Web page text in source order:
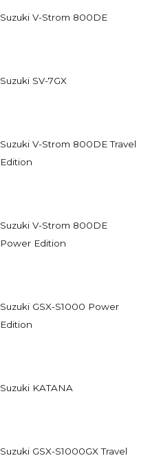
Suzuki V-Strom 800DE
Suzuki SV-7GX
Suzuki V-Strom 800DE Travel
Edition
Suzuki V-Strom 800DE
Power Edition
Suzuki GSX-S1000 Power
Edition
Suzuki KATANA
Suzuki GSX-S1000GX Travel